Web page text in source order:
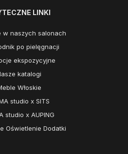
LINKI
w naszych salonach
po pielęgnacji
ekspozycyjne
katalogi
Włoskie
studio x SITS
studio x AUPING
Oświetlenie Dodatki